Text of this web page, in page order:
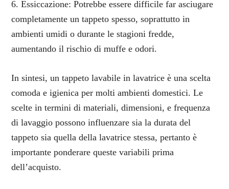
6. Essiccazione: Potrebbe essere difficile far asciugare
completamente un tappeto spesso, soprattutto in
ambienti umidi o durante le stagioni fredde,
aumentando il rischio di muffe e odori.
In sintesi, un tappeto lavabile in lavatrice è una scelta
comoda e igienica per molti ambienti domestici. Le
scelte in termini di materiali, dimensioni, e frequenza
di lavaggio possono influenzare sia la durata del
tappeto sia quella della lavatrice stessa, pertanto è
importante ponderare queste variabili prima
dell’acquisto.